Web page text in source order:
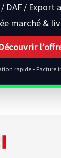
DAF / Export
marché &
Découvrir
rapide • Facture